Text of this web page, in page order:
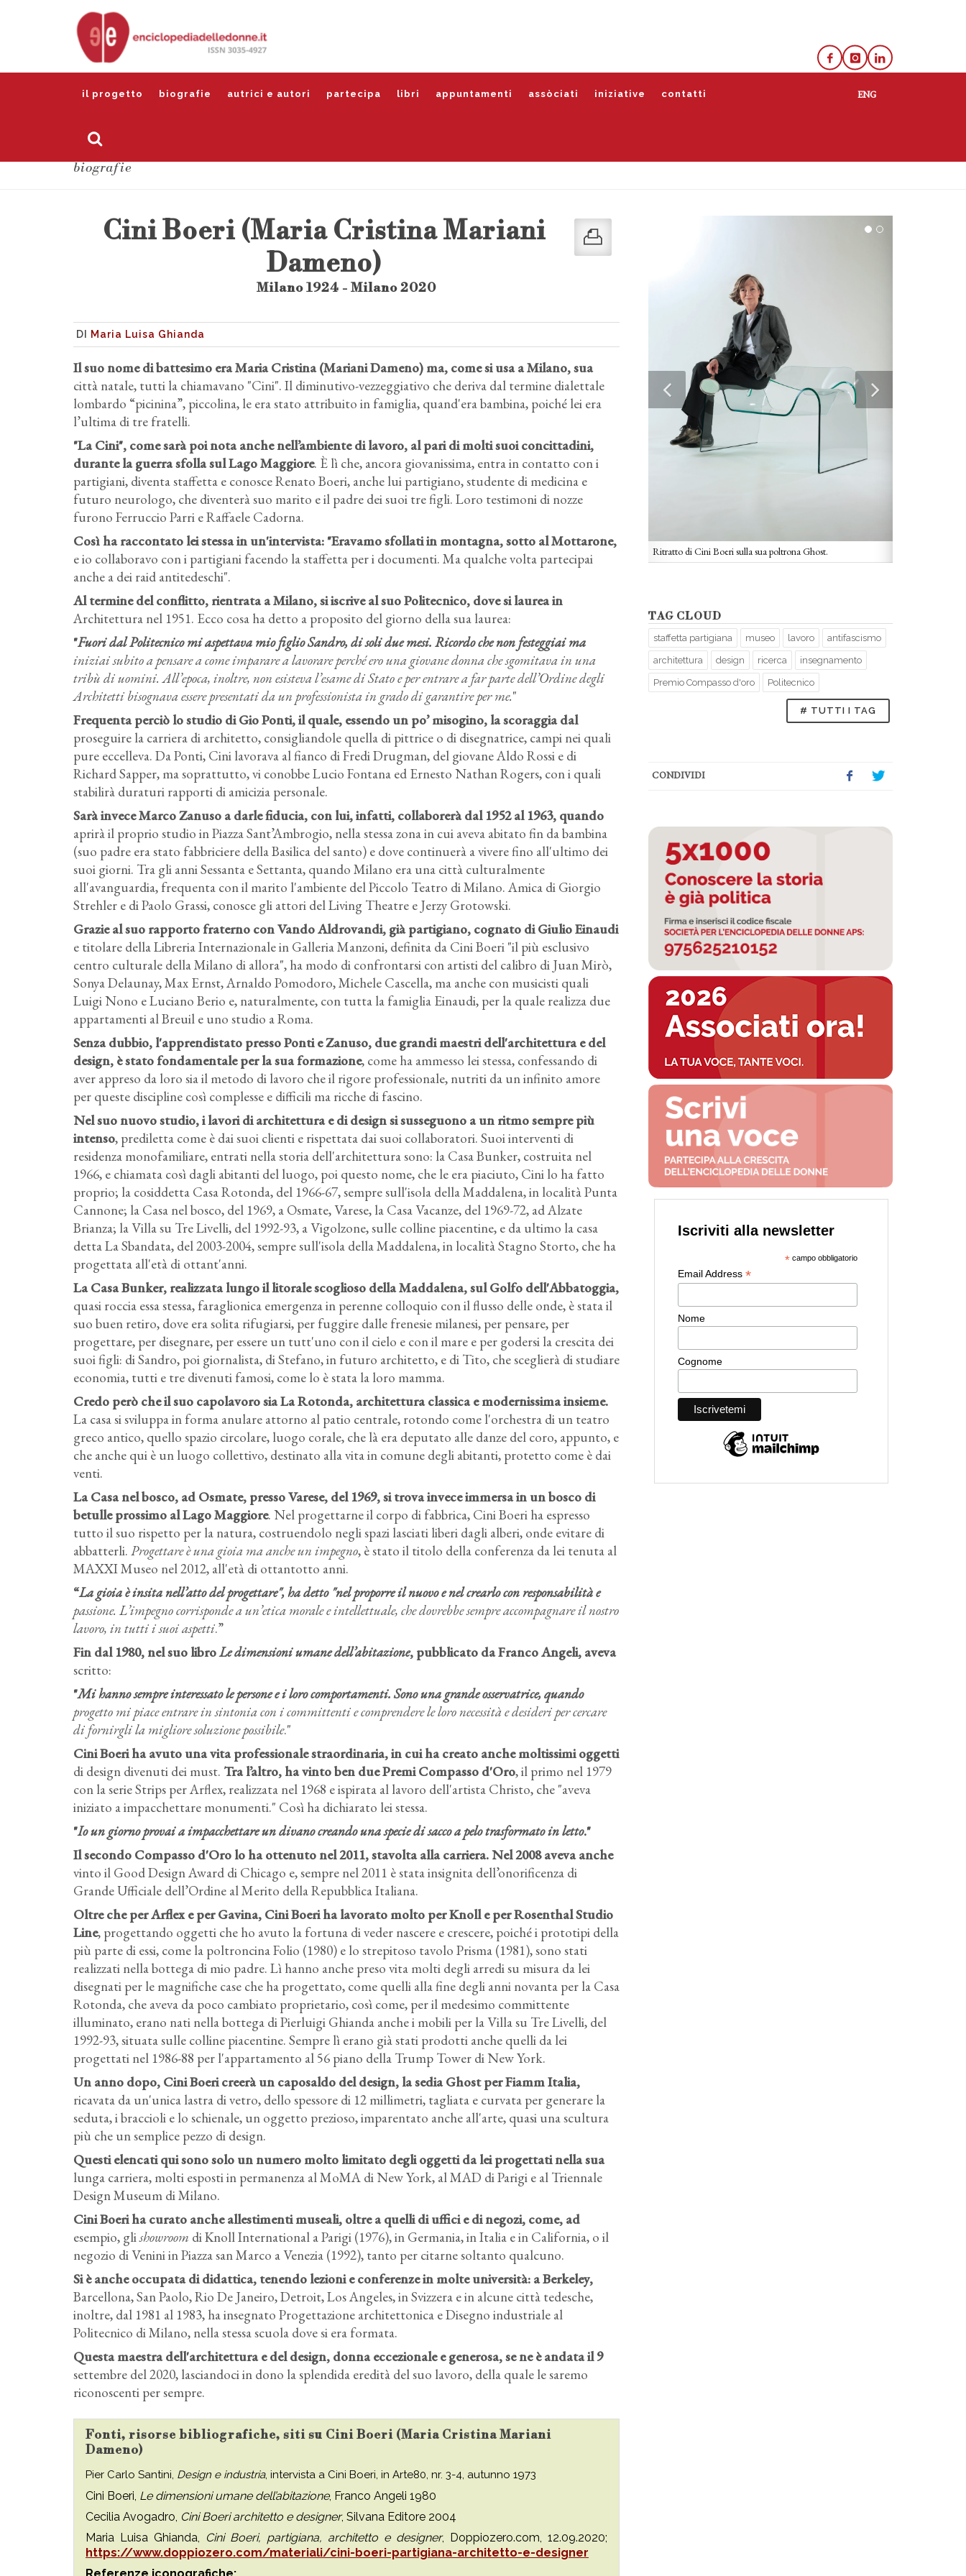
il progetto biografie autrici e autori partecipa libri appuntamenti assòciati iniziative contatti
biografie
La poltrona Ghost progettata da Cini Boeri per Fiam Italia,
Ritratto di Cini Boeri sulla sua poltrona Ghost.
TAG CLOUD
staffetta partigiana museo lavoro antifascismo
architettura design ricerca insegnamento
Premio Compasso d'oro Politecnico
# TUTTI I TAG
CONDIVIDI
Cini Boeri (Maria Cristina Mariani
Dameno)
Milano 1924 - Milano 2020
DI Maria Luisa Ghianda
Il suo nome di battesimo era Maria Cristina(Mariani Dameno) ma, come si usa a Milano, sua
città natale, tutti la chiamavano "Cini". Il diminutivo-vezzeggiativo che deriva dal termine dialettale
lombardo “picinina”, piccolina, le era stato attribuito in famiglia, quand'era bambina, poiché lei era
l’ultima di tre fratelli.
"La Cini", come sarà poi nota anche nell’ambiente di lavoro, al pari di molti suoi concittadini,
durante la guerra sfolla sul Lago Maggiore. È lì che, ancora giovanissima, entra in contatto con i
partigiani, diventa staffetta e conosce Renato Boeri, anche lui partigiano, studente di medicina e
futuro neurologo, che diventerà suo marito e il padre dei suoi tre figli. Loro testimoni di nozze
furono Ferruccio Parri e Raffaele Cadorna.
Così ha raccontato lei stessa in un'intervista: "Eravamo sfollati in montagna, sotto al Mottarone,
e io collaboravo con i partigiani facendo la staffetta per i documenti. Ma qualche volta partecipai
anche a dei raid antitedeschi".
Al termine del conflitto, rientrata a Milano, si iscrive al suo Politecnico, dove si laurea in
Architettura nel 1951. Ecco cosa ha detto a proposito del giorno della sua laurea:
"Fuori dal Politecnico mi aspettava mio figlio Sandro, di soli due mesi. Ricordo che non festeggiai ma
iniziai subito a pensare a come imparare a lavorare perché ero una giovane donna che sgomitava in una
tribù di uomini. All’epoca, inoltre, non esisteva l’esame di Stato e per entrare a far parte dell’Ordine degli
Architetti bisognava essere presentati da un professionista in grado di garantire per me."
Frequenta perciò lo studio di Gio Ponti, il quale, essendo un po’ misogino, la scoraggia dal
proseguire la carriera di architetto, consigliandole quella di pittrice o di disegnatrice, campi nei quali
pure eccelleva. Da Ponti, Cini lavorava al fianco di Fredi Drugman, del giovane Aldo Rossi e di
Richard Sapper, ma soprattutto, vi conobbe Lucio Fontana ed Ernesto Nathan Rogers, con i quali
stabilirà duraturi rapporti di amicizia personale.
Sarà invece Marco Zanuso a darle fiducia, con lui, infatti, collaborerà dal 1952 al 1963, quando
aprirà il proprio studio in Piazza Sant’Ambrogio, nella stessa zona in cui aveva abitato fin da bambina
(suo padre era stato fabbriciere della Basilica del santo) e dove continuerà a vivere fino all'ultimo dei
suoi giorni. Tra gli anni Sessanta e Settanta, quando Milano era una città culturalmente
all'avanguardia, frequenta con il marito l'ambiente del Piccolo Teatro di Milano. Amica di Giorgio
Strehler e di Paolo Grassi, conosce gli attori del Living Theatre e Jerzy Grotowski.
Grazie al suo rapporto fraterno con Vando Aldrovandi, già partigiano, cognato di Giulio Einaudi
e titolare della Libreria Internazionale in Galleria Manzoni, definita da Cini Boeri "il più esclusivo
centro culturale della Milano di allora", ha modo di confrontarsi con artisti del calibro di Juan Mirò,
Sonya Delaunay, Max Ernst, Arnaldo Pomodoro, Michele Cascella, ma anche con musicisti quali
Luigi Nono e Luciano Berio e, naturalmente, con tutta la famiglia Einaudi, per la quale realizza due
appartamenti al Breuil e uno studio a Roma.
Senza dubbio, l'apprendistato presso Ponti e Zanuso, due grandi maestri dell'architettura e del
design, è stato fondamentale per la sua formazione, come ha ammesso lei stessa, confessando di
aver appreso da loro sia il metodo di lavoro che il rigore professionale, nutriti da un infinito amore
per queste discipline così complesse e difficili ma ricche di fascino.
Nel suo nuovo studio, i lavori di architettura e di design si susseguono a un ritmo sempre più
intenso, prediletta come è dai suoi clienti e rispettata dai suoi collaboratori. Suoi interventi di
residenza monofamiliare, entrati nella storia dell'architettura sono: la Casa Bunker, costruita nel
1966, e chiamata così dagli abitanti del luogo, poi questo nome, che le era piaciuto, Cini lo ha fatto
proprio; la cosiddetta Casa Rotonda, del 1966-67, sempre sull'isola della Maddalena, in località Punta
Cannone; la Casa nel bosco, del 1969, a Osmate, Varese, la Casa Vacanze, del 1969-72, ad Alzate
Brianza; la Villa su Tre Livelli, del 1992-93, a Vigolzone, sulle colline piacentine, e da ultimo la casa
detta La Sbandata, del 2003-2004, sempre sull'isola della Maddalena, in località Stagno Storto, che ha
progettata all'età di ottant'anni.
La Casa Bunker, realizzata lungo il litorale scoglioso della Maddalena, sul Golfo dell'Abbatoggia,
quasi roccia essa stessa, faraglionica emergenza in perenne colloquio con il flusso delle onde, è stata il
suo buen retiro, dove era solita rifugiarsi, per fuggire dalle frenesie milanesi, per pensare, per
progettare, per disegnare, per essere un tutt'uno con il cielo e con il mare e per godersi la crescita dei
suoi figli: di Sandro, poi giornalista, di Stefano, in futuro architetto, e di Tito, che sceglierà di studiare
economia, tutti e tre divenuti famosi, come lo è stata la loro mamma.
Credo però che il suo capolavoro sia La Rotonda, architettura classica e modernissima insieme.
La casa si sviluppa in forma anulare attorno al patio centrale, rotondo come l'orchestra di un teatro
greco antico, quello spazio circolare, luogo corale, che là era deputato alle danze del coro, appunto, e
che anche qui è un luogo collettivo, destinato alla vita in comune degli abitanti, protetto come è dai
venti.
La Casa nel bosco, ad Osmate, presso Varese, del 1969, si trova invece immersa in un bosco di
betulle prossimo al Lago Maggiore. Nel progettarne il corpo di fabbrica, Cini Boeri ha espresso
tutto il suo rispetto per la natura, costruendolo negli spazi lasciati liberi dagli alberi, onde evitare di
abbatterli. Progettare è una gioia ma anche un impegno, è stato il titolo della conferenza da lei tenuta al
MAXXI Museo nel 2012, all'età di ottantotto anni.
“La gioia è insita nell’atto del progettare", ha detto "nel proporre il nuovo e nel crearlo con responsabilità e
passione. L’impegno corrisponde a un’etica morale e intellettuale, che dovrebbe sempre accompagnare il nostro
lavoro, in tutti i suoi aspetti.”
Fin dal 1980, nel suo libroLe dimensioni umane dell’abitazione, pubblicato da Franco Angeli, aveva
scritto:
"Mi hanno sempre interessato le persone e i loro comportamenti. Sono una grande osservatrice, quando
progetto mi piace entrare in sintonia con i committenti e comprendere le loro necessità e desideri per cercare
di fornirgli la migliore soluzione possibile."
Cini Boeri ha avuto una vita professionale straordinaria, in cui ha creato anche moltissimi oggetti
di design divenuti dei must. Tra l’altro, ha vinto ben due Premi Compasso d'Oro, il primo nel 1979
con la serie Strips per Arflex, realizzata nel 1968 e ispirata al lavoro dell'artista Christo, che "aveva
iniziato a impacchettare monumenti." Così ha dichiarato lei stessa.
"Io un giorno provai a impacchettare un divano creando una specie di sacco a pelo trasformato in letto."
Il secondo Compasso d'Oro lo ha ottenuto nel 2011, stavolta alla carriera. Nel 2008 aveva anche
vinto il Good Design Award di Chicago e, sempre nel 2011 è stata insignita dell’onorificenza di
Grande Ufficiale dell’Ordine al Merito della Repubblica Italiana.
Oltre che per Arflex e per Gavina, Cini Boeri ha lavorato molto per Knoll e per Rosenthal Studio
Line, progettando oggetti che ho avuto la fortuna di veder nascere e crescere, poiché i prototipi della
più parte di essi, come la poltroncina Folio (1980) e lo strepitoso tavolo Prisma (1981), sono stati
realizzati nella bottega di mio padre. Lì hanno anche preso vita molti degli arredi su misura da lei
disegnati per le magnifiche case che ha progettato, come quelli alla fine degli anni novanta per la Casa
Rotonda, che aveva da poco cambiato proprietario, così come, per il medesimo committente
illuminato, erano nati nella bottega di Pierluigi Ghianda anche i mobili per la Villa su Tre Livelli, del
1992-93, situata sulle colline piacentine. Sempre lì erano già stati prodotti anche quelli da lei
progettati nel 1986-88 per l'appartamento al 56 piano della Trump Tower di New York.
Un anno dopo, Cini Boeri creerà un caposaldo del design, la sedia Ghost per Fiamm Italia,
ricavata da un'unica lastra di vetro, dello spessore di 12 millimetri, tagliata e curvata per generare la
seduta, i braccioli e lo schienale, un oggetto prezioso, imparentato anche all'arte, quasi una scultura
più che un semplice pezzo di design.
Questi elencati qui sono solo un numero molto limitato degli oggetti da lei progettatinella sua
lunga carriera, molti esposti in permanenza al MoMA di New York, al MAD di Parigi e al Triennale
Design Museum di Milano.
Cini Boeri ha curato anche allestimenti museali, oltre a quelli di uffici e di negozi, come, ad
esempio, glishowroom di Knoll International a Parigi (1976), in Germania, in Italia e in California, o il
negozio di Venini in Piazza san Marco a Venezia (1992), tanto per citarne soltanto qualcuno.
Si è anche occupata di didattica, tenendo lezioni e conferenze in molte università: a Berkeley,
Barcellona, San Paolo, Rio De Janeiro, Detroit, Los Angeles, in Svizzera e in alcune città tedesche,
inoltre, dal 1981 al 1983, ha insegnato Progettazione architettonica e Disegno industriale al
Politecnico di Milano, nella stessa scuola dove si era formata.
Questa maestra dell'architettura e del design, donna eccezionale e generosa, se ne è andata il 9
settembre del 2020, lasciandoci in dono la splendida eredità del suo lavoro, della quale le saremo
riconoscenti per sempre.
Fonti, risorse bibliografiche, siti su Cini Boeri (Maria Cristina Mariani
Dameno)
Pier Carlo Santini, Design e industria, intervista a Cini Boeri, in Arte80, nr. 3-4, autunno 1973
Cini Boeri, Le dimensioni umane dell’abitazione, Franco Angeli 1980
Cecilia Avogadro, Cini Boeri architetto e designer, Silvana Editore 2004
Maria Luisa Ghianda, Cini Boeri, partigiana, architetto e designer, Doppiozero.com, 12.09.2020;
https://www.doppiozero.com/materiali/cini-boeri-partigiana-architetto-e-designer